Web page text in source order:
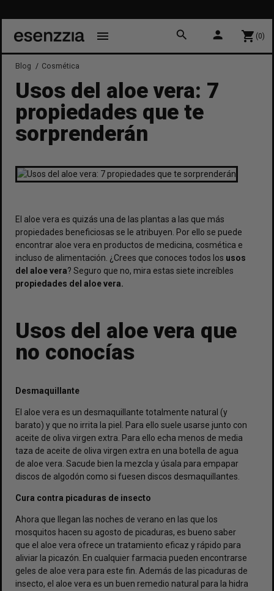
menu search person shopping_cart (0)
Blog Cosmética
Usos del aloe vera: 7
propiedades que te
sorprenderán
El aloe vera es quizás una de las plantas a las que más
propiedades beneficiosas se le atribuyen. Por ello se puede
encontrar aloe vera en productos de medicina, cosmética e
incluso de alimentación. ¿Crees que conoces todos los usos
del aloe vera? Seguro que no, mira estas siete increíbles
propiedades del aloe vera.
Usos del aloe vera que
no conocías
Desmaquillante
El aloe vera es un desmaquillante totalmente natural (y
barato) y que no irrita la piel. Para ello suele usarse junto con
aceite de oliva virgen extra. Para ello echa menos de media
taza de aceite de oliva virgen extra en una botella de agua
de aloe vera. Sacude bien la mezcla y úsala para empapar
discos de algodón como si fuesen discos desmaquillantes.
Cura contra picaduras de insecto
Ahora que llegan las noches de verano en las que los
mosquitos hacen su agosto de picaduras, es bueno saber
que el aloe vera ofrece un tratamiento eficaz y rápido para
aliviar la picazón. En cualquier farmacia pueden encontrarse
geles de aloe vera para este fin. Además de las picaduras de
insecto, el aloe vera es un buen remedio natural para la hidra